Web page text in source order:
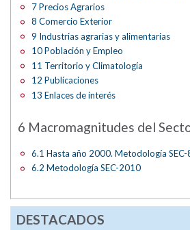
7 Precios Agrarios
8 Comercio Exterior
9 Industrias agrarias y alimentarias
10 Población y Empleo
11 Territorio y Climatología
12 Publicaciones
13 Enlaces de interés
6 Macromagnitudes del
6.1 Hasta año 2000. Metodología SEC-
6.2 Metodología SEC-2010
DESTACADOS